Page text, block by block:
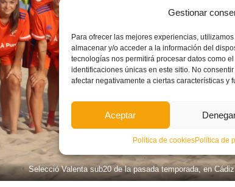
Gestionar
Para ofrecer las mejores experiencias,
almacenar y/o acceder a la información del
tecnologías nos permitirá procesar datos como
identificaciones únicas en este sitio. No
afectar negativamente a ciertas características y
Aceptar
Política de cookiesPolítica de
Selecció Valenta sub20 de la pasada temporada, en